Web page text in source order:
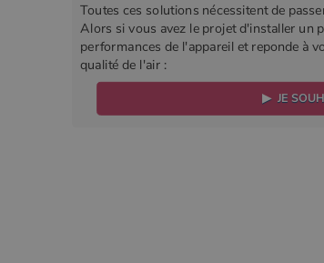
Toutes ces solutions nécessitent de
Alors si vous avez le projet d'installer un
performances de l'appareil et reponde à
qualité de l'air :
▶ JE